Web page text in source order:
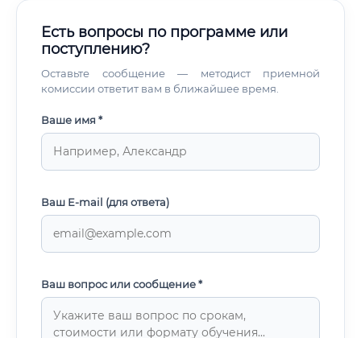
Есть вопросы по программе или
поступлению?
Оставьте сообщение — методист приемной
комиссии ответит вам в ближайшее время.
Ваше имя *
Ваш E-mail (для ответа)
Ваш вопрос или сообщение *